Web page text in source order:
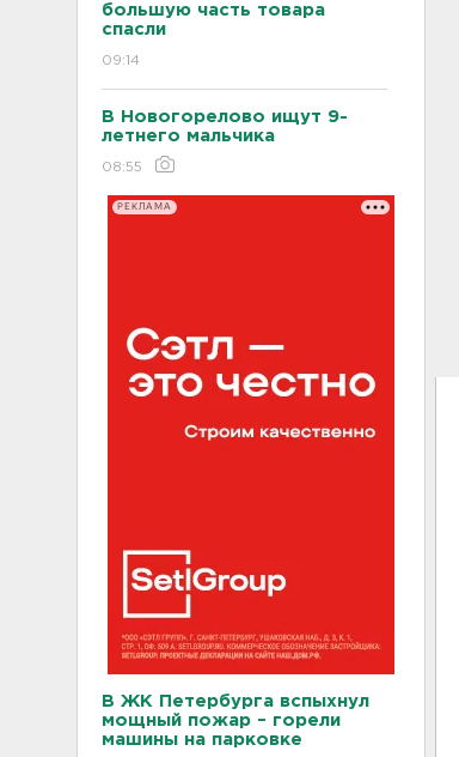
большую часть товара
спасли
09:14
В Новогорелово ищут 9-
летнего мальчика
08:55
РЕКЛАМА
В ЖК Петербурга вспыхнул
мощный пожар – горели
машины на парковке